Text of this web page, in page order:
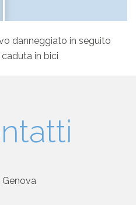
danneggiato in seguito
caduta in bici
Genova